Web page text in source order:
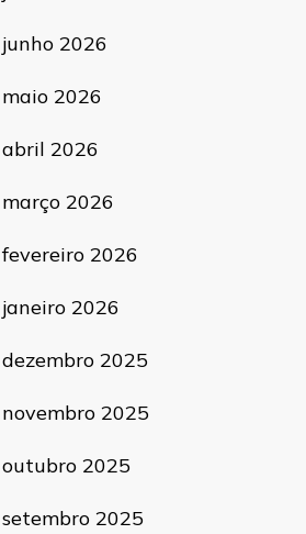
junho 2026
maio 2026
abril 2026
março 2026
fevereiro 2026
janeiro 2026
dezembro 2025
novembro 2025
outubro 2025
setembro 2025